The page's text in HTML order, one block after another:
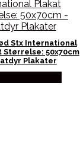
Stx International
Størrelse: 50x70cm
Plakater